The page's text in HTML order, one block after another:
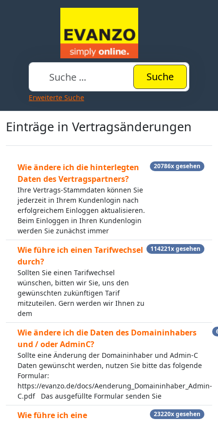
Suche
Erweiterte Suche
Einträge in Vertragsänderungen
Wie ändere ich die hinterlegten
Daten des Vertragspartners?
Ihre Vertrags-Stammdaten können Sie
jederzeit in Ihrem Kundenlogin nach
erfolgreichem Einloggen aktualisieren.
Beim Einloggen in Ihren Kundenlogin
werden Sie zunächst immer
20786x gesehen
Wie führe ich einen Tarifwechsel
durch?
Sollten Sie einen Tarifwechsel
wünschen, bitten wir Sie, uns den
gewünschten zukünftigen Tarif
mitzuteilen. Gern werden wir Ihnen zu
dem
114221x gesehen
Wie ändere ich die Daten des Domaininhabers
und / oder AdminC?
Sollte eine Änderung der Domaininhaber und Admin-C
Daten gewünscht werden, nutzen Sie bitte das folgende
Formular:
https://evanzo.de/docs/Aenderung_Domaininhaber_Admin-
C.pdf Das ausgefüllte Formular senden Sie
Wie führe ich eine
23220x gesehen